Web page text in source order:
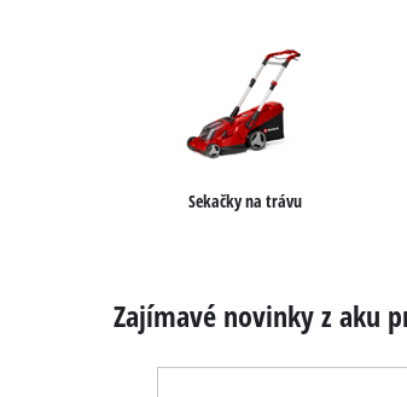
Sekačky na trávu
Zajímavé novinky z aku